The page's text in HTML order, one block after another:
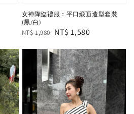
女神降臨禮服：平口緞面造型套裝
(黑/白)
Regular
NT$ 1,980 Sale
NT$ 1,580